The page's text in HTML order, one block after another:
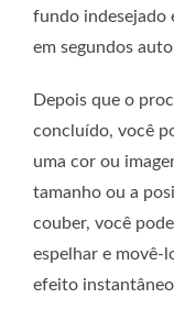
fundo indesejado
em segundos
Depois que o
concluído, você
uma cor ou
tamanho ou a
couber, você
espelhar e movê-
efeito